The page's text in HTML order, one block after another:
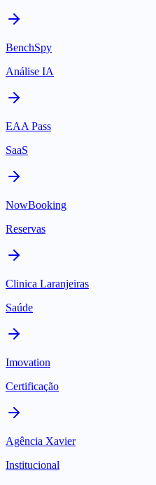
BenchSpy
Análise IA
EAA Pass
SaaS
NowBooking
Reservas
Clinica Laranjeiras
Saúde
Imovation
Certificação
Agência Xavier
Institucional